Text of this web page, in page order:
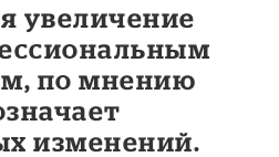
увеличение
по мнению
изменений.